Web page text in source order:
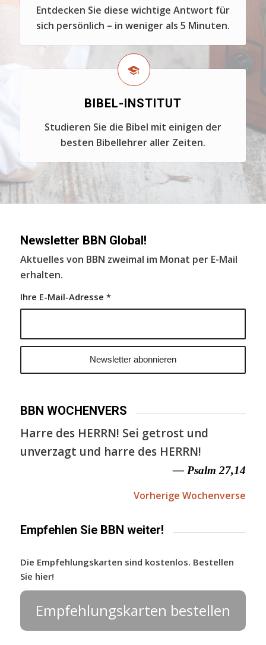
Entdecken Sie diese wichtige Antwort für
sich persönlich – in weniger als 5 Minuten.
BIBEL-INSTITUT
Studieren Sie die Bibel mit einigen der
besten Bibellehrer aller Zeiten.
Newsletter BBN Global!
Aktuelles von BBN zweimal im Monat per E-Mail
erhalten.
Ihre E-Mail-Adresse *
BBN WOCHENVERS
Harre des HERRN! Sei getrost und
unverzagt und harre des HERRN!
— Psalm 27,14
Vorherige Wochenverse
Empfehlen Sie BBN weiter!
Die Empfehlungskarten sind kostenlos. Bestellen
Sie hier!
Empfehlungskarten bestellen